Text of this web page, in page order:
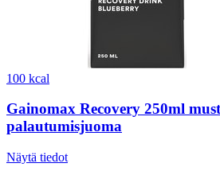
100 kcal
Gainomax Recovery 250ml
palautumisjuoma
Näytä tiedot